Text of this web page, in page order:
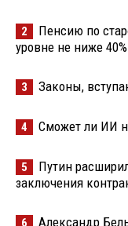
2
Пенсию по
уровне не ниже
3 Законы,
4 Сможет ли ИИ
5
Путин
заключения
6
Александр